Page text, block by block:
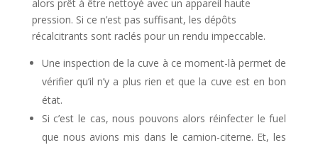
alors prêt à être nettoyé avec un appareil haute
pression. Si ce n’est pas suffisant, les dépôts
récalcitrants sont raclés pour un rendu impeccable.
Une inspection de la cuve à ce moment-là permet de
vérifier qu’il n’y a plus rien et que la cuve est en bon
état.
Si c’est le cas, nous pouvons alors réinfecter le fuel
que nous avions mis dans le camion-citerne. Et, les